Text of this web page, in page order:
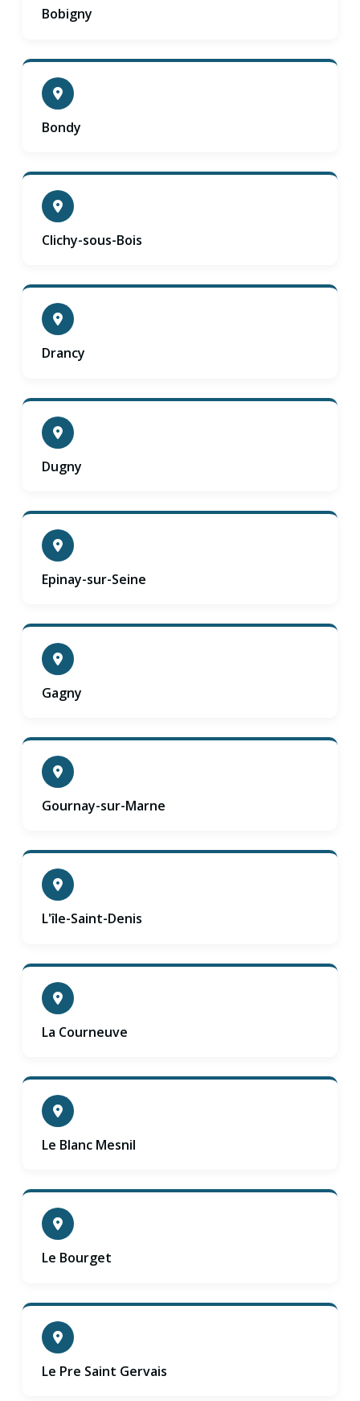
Bobigny
Bondy
Clichy-sous-Bois
Drancy
Dugny
Epinay-sur-Seine
Gagny
Gournay-sur-Marne
L'île-Saint-Denis
La Courneuve
Le Blanc Mesnil
Le Bourget
Le Pre Saint Gervais